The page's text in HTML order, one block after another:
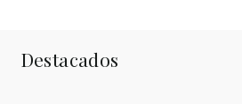
Destacados